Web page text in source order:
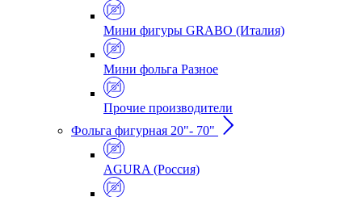
Мини фигуры GRABO (Италия)
Мини фольга Разное
Прочие производители
Фольга фигурная 20"- 70"
AGURA (Россия)